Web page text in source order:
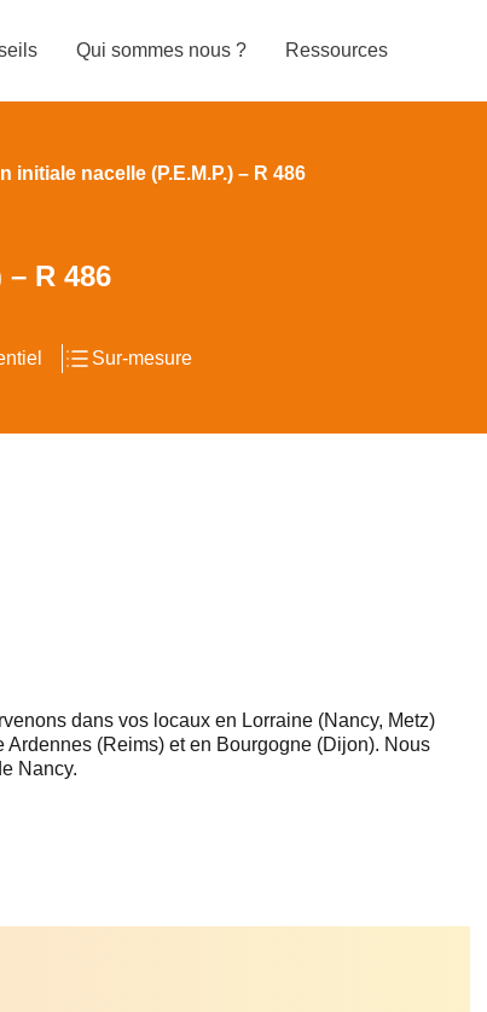
Qui sommes nous ? Ressources
initiale nacelle (P.E.M.P.) – R 486
R 486
Sur-mesure
dans vos locaux en Lorraine (Nancy, Metz)
(Reims) et en Bourgogne (Dijon). Nous
Nancy.